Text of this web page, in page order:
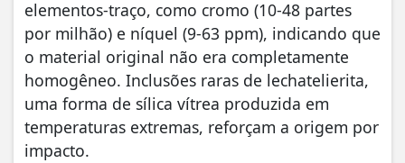
elementos-traço, como cromo (10-48 partes
por milhão) e níquel (9-63 ppm), indicando que
o material original não era completamente
homogêneo. Inclusões raras de lechatelierita,
uma forma de sílica vítrea produzida em
temperaturas extremas, reforçam a origem por
impacto.